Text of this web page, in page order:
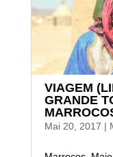
VIAGEM
GRANDE
Mai 20, 2017 |